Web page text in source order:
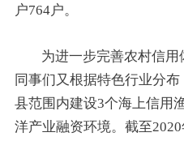
户764户。
为进一步完善农村信
同事们又根据特色行业分
县范围内建设3个海上信用
洋产业融资环境。截至